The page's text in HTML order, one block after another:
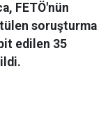
FETÖ'nün
soruşturma
edilen 35